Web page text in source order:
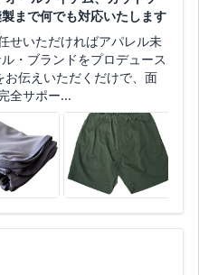
まで何でも対応いたします
せいただければアパレル未
・ブランドをプロデュース
伝えいただくだけで、面
全サポー...